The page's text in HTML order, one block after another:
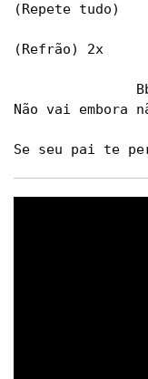
(Repete tudo)
(Refrão) 2x
Não vai embora
Se seu pai te